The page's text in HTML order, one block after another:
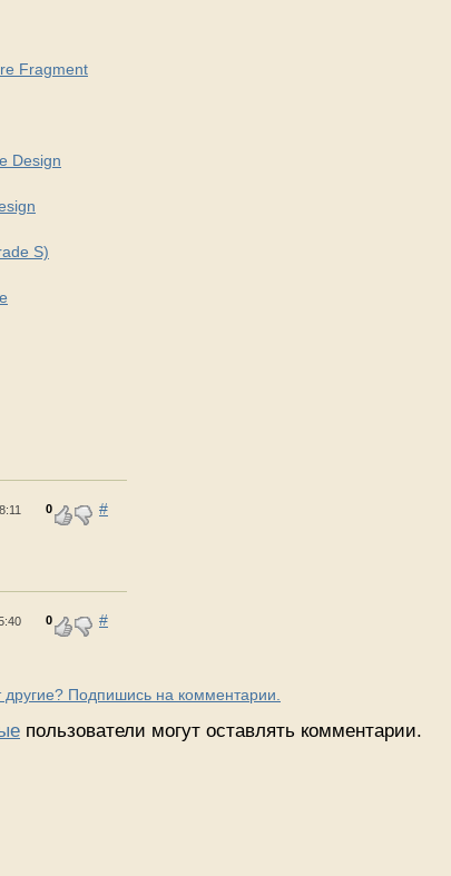
Fragment
Design
S)
0 #
0 #
другие? Подпишись на комментарии.
пользователи могут оставлять комментарии.